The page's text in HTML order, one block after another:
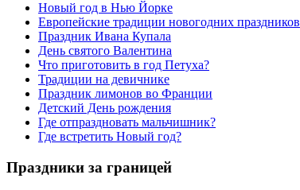
Новый год в Нью Йорке
Европейские традиции новогодних праздников
Праздник Ивана Купала
День святого Валентина
Что приготовить в год Петуха?
Традиции на девичнике
Праздник лимонов во Франции
Детский День рождения
Где отпраздновать мальчишник?
Где встретить Новый год?
Праздники за границей